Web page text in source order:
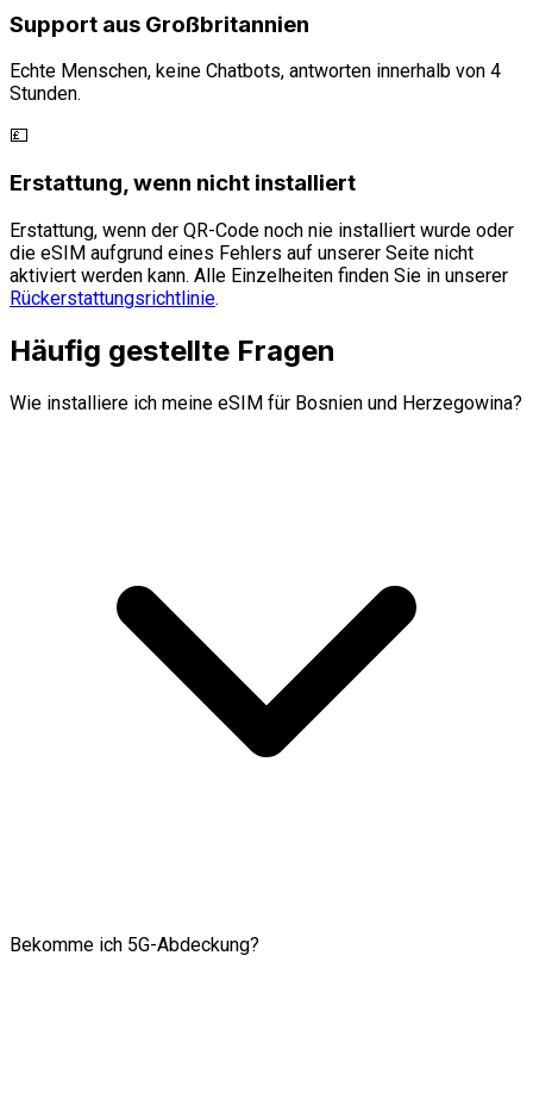
Support aus Großbritannien
Echte Menschen, keine Chatbots, antworten innerhalb von 4
Stunden.
💷
Erstattung, wenn nicht installiert
Erstattung, wenn der QR-Code noch nie installiert wurde oder
die eSIM aufgrund eines Fehlers auf unserer Seite nicht
aktiviert werden kann. Alle Einzelheiten finden Sie in unserer
Rückerstattungsrichtlinie.
Häufig gestellte Fragen
Wie installiere ich meine eSIM für Bosnien und Herzegowina?
Bekomme ich 5G-Abdeckung?